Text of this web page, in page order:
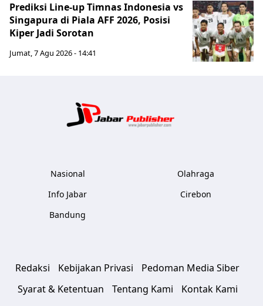
Prediksi Line-up Timnas Indonesia vs
Singapura di Piala AFF 2026, Posisi
Kiper Jadi Sorotan
Jumat, 7 Agu 2026 - 14:41
Nasional
Info Jabar
Bandung
Olahraga
Cirebon
Redaksi Kebijakan Privasi
Pedoman Media Siber
Syarat & Ketentuan
Tentang Kami
Kontak Kami